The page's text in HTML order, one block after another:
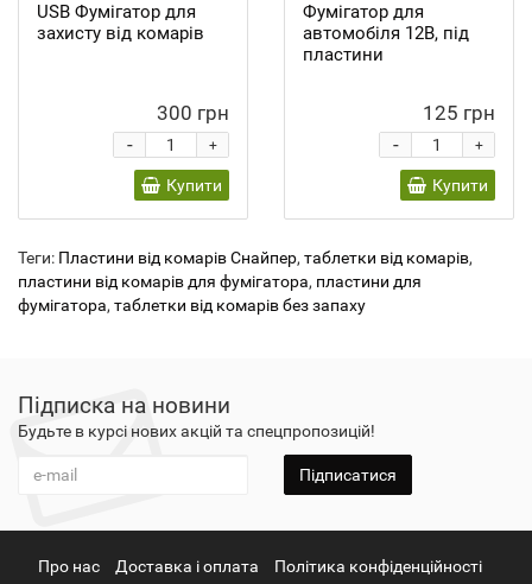
USB Фумігатор для
захисту від комарів
300 грн
+
-
Купити
Фумігатор для
автомобіля 12В, під
пластини
125 грн
+
-
Купити
Теги: Пластини від комарів Снайпер, таблетки від комарів,
пластини від комарів для фумігатора, пластини для
фумігатора, таблетки від комарів без запаху
Підписка на новини
Будьте в курсі нових акцій та спецпропозицій!
Підписатися
Про нас Доставка і оплата
Політика конфіденційності